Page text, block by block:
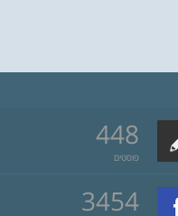
448
פוסטים
3454